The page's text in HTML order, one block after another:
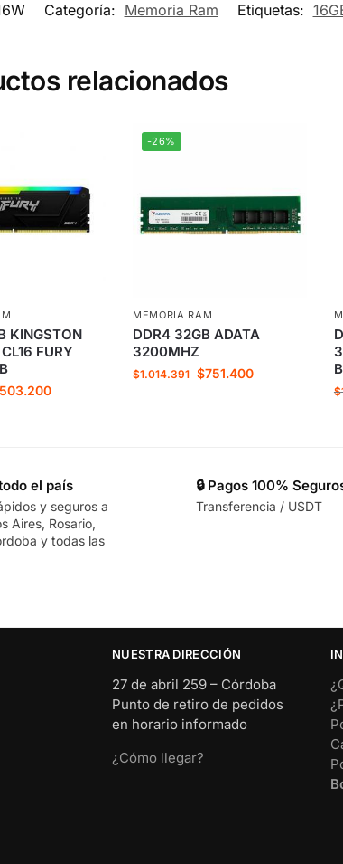
Categoría: Memoria Ram Etiquetas:
relacionados
KINGSTON
FURY
-26%
MEMORIA RAM
DDR4 32GB ADATA
3200MHZ
$1.014.391 $751.400
$
el país
y seguros a
Aires, Rosario,
y todas las
🔒 Pagos 100%
Transferencia / USDT
NUESTRA DIRECCIÓN
27 de abril 259 – Córdoba
Punto de retiro de pedidos
en horario informado
¿Cómo llegar?